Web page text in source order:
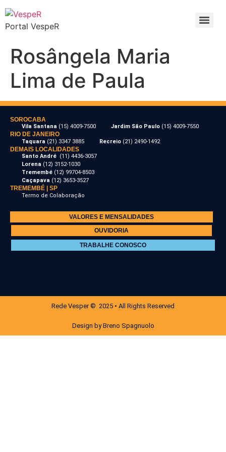
Portal VespeR
Rosângela Maria
Lima de Paula
SOROCABA
Vila Santana (15) 4009-7500 Jardim São Paulo (15) 4009-7550
RIO DE JANEIRO
Taquara (21) 3347 3885 Recreio (21) 2490-1492
DEMAIS LOCALIDADES
Santo André (11) 4436-3057
Lorena (12) 3152-1030
Tremembé (12) 99704-8503
Caçapava (12) 3653-3527
TREMEMBÉ | SP
Termo de Colaboração
VALORES E MENSALIDADES
OUVIDORIA
TRABALHE CONOSCO
Rede Vesper © 2025 • All Rights Reserved
Design by Breno Spagnuolo